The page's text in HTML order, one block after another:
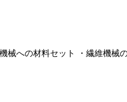
への材料セット ・繊維機械